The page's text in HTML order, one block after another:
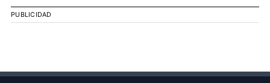
PUBLICIDAD